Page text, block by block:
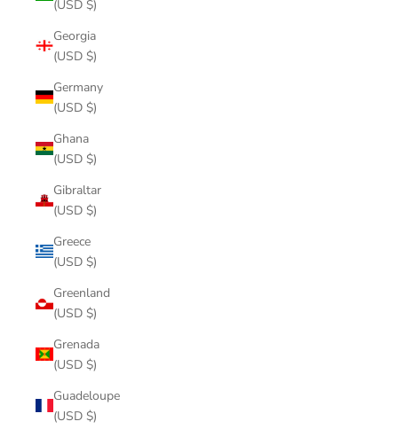
(USD $)
Georgia
(USD $)
Germany
(USD $)
Ghana
(USD $)
Gibraltar
(USD $)
Greece
(USD $)
Greenland
(USD $)
Grenada
(USD $)
Guadeloupe
(USD $)